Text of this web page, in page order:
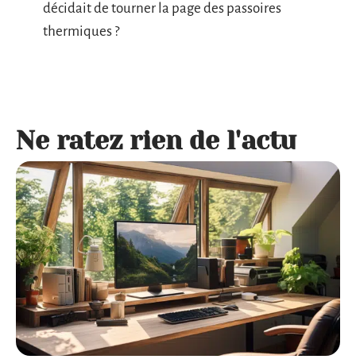
décidait de tourner la page des passoires
thermiques ?
Ne ratez rien de l'actu